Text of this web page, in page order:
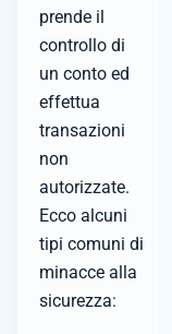
prende il
controllo di
un conto ed
effettua
transazioni
non
autorizzate.
Ecco alcuni
tipi comuni di
minacce alla
sicurezza: